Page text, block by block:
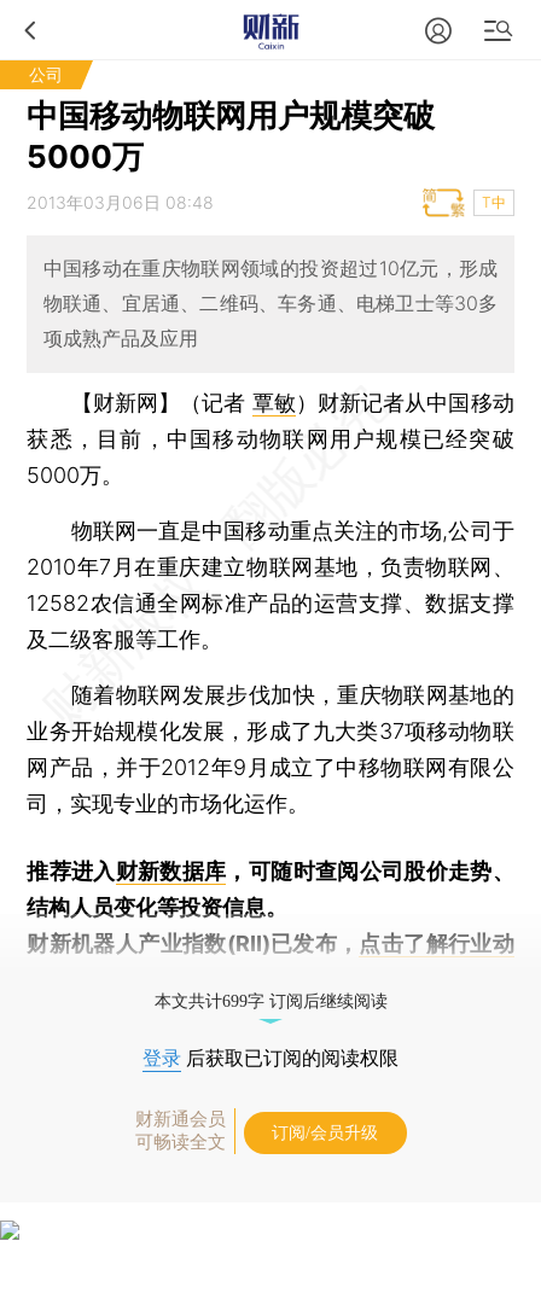
公司
中国移动物联网用户规模突破
5000万
2013年03月06日 08:48 T中
中国移动在重庆物联网领域的投资超过10亿元，形成
物联通、宜居通、二维码、车务通、电梯卫士等30多
项成熟产品及应用
【财新网】（记者 覃敏） 财新记者从中国移动
获悉，目前，中国移动物联网用户规模已经突破
5000万。
物联网一直是中国移动重点关注的市场,公司于
2010年7月在重庆建立物联网基地，负责物联网、
12582农信通全网标准产品的运营支撑、数据支撑
及二级客服等工作。
随着物联网发展步伐加快，重庆物联网基地的
业务开始规模化发展，形成了九大类37项移动物联
网产品，并于2012年9月成立了中移物联网有限公
司，实现专业的市场化运作。
推荐进入财新数据库 ，可随时查阅公司股价走势、
结构人员变化等投资信息。
财新机器人产业指数(RII)已发布， 点击了解行业动
本文共计699字 订阅后继续阅读
登录 后获取已订阅的阅读权限
财新通会员
可畅读全文
订阅/会员升级